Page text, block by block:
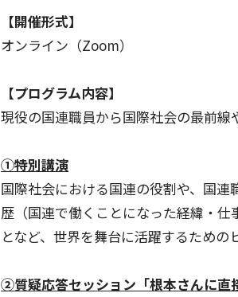
【開催形式】
オンライン（Zoom）
【プログラム内容】
現役の国連職員から国際社会の最前線
①特別講演
国際社会における国連の役割や、国
歴（国連で働くことになった経緯・
となど、世界を舞台に活躍するための
②質疑応答セッション「根本さんに直